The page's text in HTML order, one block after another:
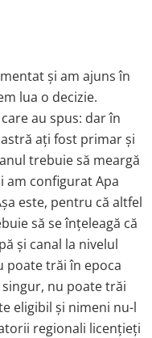
și am ajuns în
lua o decizie.
au spus: dar în
ați fost primar și
trebuie să meargă
am configurat Apa
este, pentru că altfel
să se înțeleagă că
și canal la nivelul
poate trăi în epoca
nu poate trăi
eligibil și nimeni nu-l
regionali licențieți